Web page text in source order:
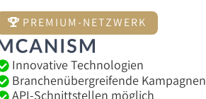
PREMIUM-NETZWERK
Innovative Technologien
Branchenübergreifende Kampagnen
API-Schnittstellen möglich